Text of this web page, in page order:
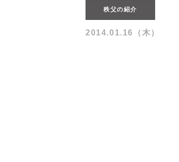
秩父の紹介
2014.01.16（木）